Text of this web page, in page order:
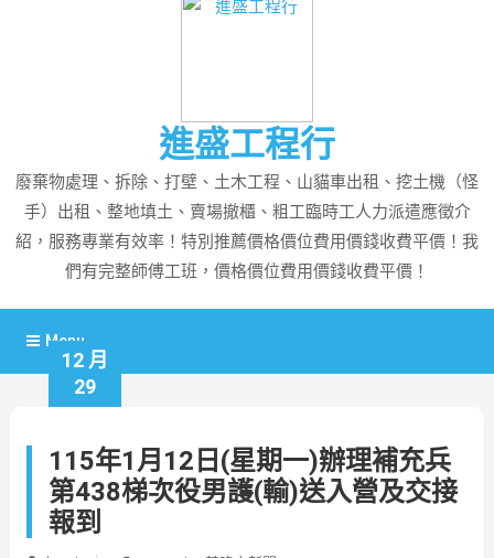
進盛工程行
廢棄物處理、拆除、打壁、土木工程、山貓車出租、挖土機（怪
手）出租、整地填土、賣場撤櫃、粗工臨時工人力派遣應徵介
紹，服務專業有效率！特別推薦價格價位費用價錢收費平價！我
們有完整師傅工班，價格價位費用價錢收費平價！
Menu
12 月
29
115年1月12日(星期一)辦理補充兵
第438梯次役男護(輸)送入營及交接
報到